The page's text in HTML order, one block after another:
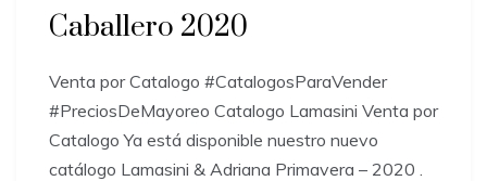
Caballero 2020
Venta por Catalogo #CatalogosParaVender
#PreciosDeMayoreo Catalogo Lamasini Venta por
Catalogo Ya está disponible nuestro nuevo
catálogo Lamasini & Adriana Primavera – 2020 .